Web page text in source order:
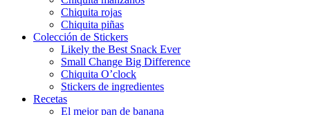
Chiquita rojas
Chiquita piñas
Colección de Stickers
Likely the Best Snack Ever
Small Change Big Difference
Chiquita O’clock
Stickers de ingredientes
Recetas
El mejor pan de banana